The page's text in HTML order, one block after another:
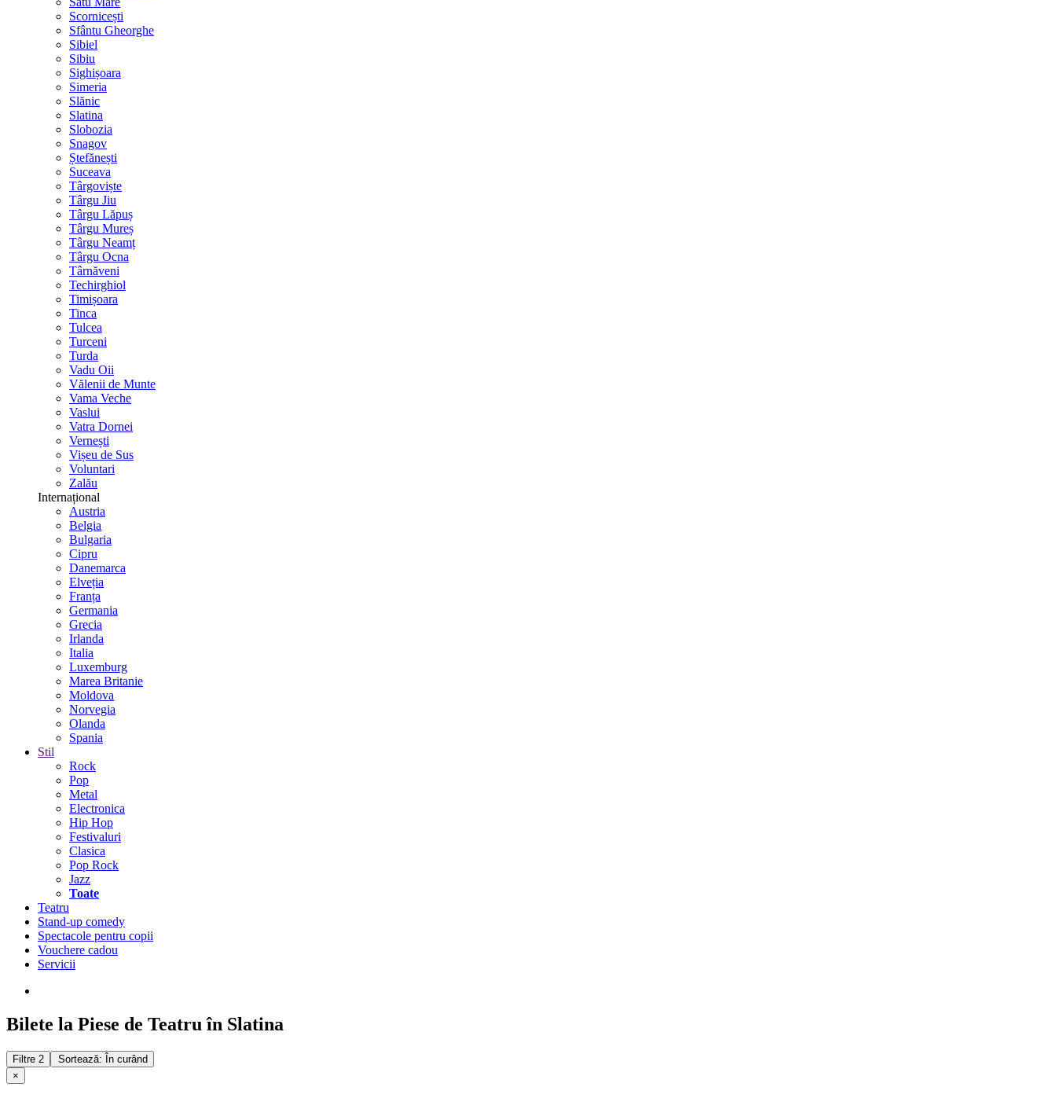
Scornicești
Sfântu Gheorghe
Sibiel
Sibiu
Sighișoara
Simeria
Slănic
Slatina
Slobozia
Snagov
Ștefănești
Suceava
Târgoviște
Târgu Jiu
Târgu Lăpuș
Târgu Mureș
Târgu Neamț
Târgu Ocna
Târnăveni
Techirghiol
Timișoara
Tinca
Tulcea
Turceni
Turda
Vadu Oii
Vălenii de Munte
Vama Veche
Vaslui
Vatra Dornei
Vernești
Vișeu de Sus
Voluntari
Zalău
Internațional
Austria
Belgia
Bulgaria
Cipru
Danemarca
Elveția
Franța
Germania
Grecia
Irlanda
Italia
Luxemburg
Marea Britanie
Moldova
Norvegia
Olanda
Spania
Stil
Rock
Pop
Metal
Electronica
Hip Hop
Festivaluri
Clasica
Pop Rock
Jazz
Toate
Teatru
Stand-up comedy
Spectacole pentru copii
Vouchere cadou
Servicii
Bilete la Piese de Teatru în Slatina
Filtre 2
Sortează: În curând
×